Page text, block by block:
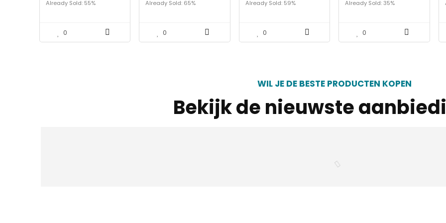
ergonomisch
voor…
Already Sold: 55%
0
hoes – Modern, stevig
Already Sold: 65%
0
meisjes dekbed.
Already Sold: 59%
0
143 cm
Already Sold: 35%
0
WIL JE DE BESTE PRODUCTEN KOPEN
Bekijk de nieuwste